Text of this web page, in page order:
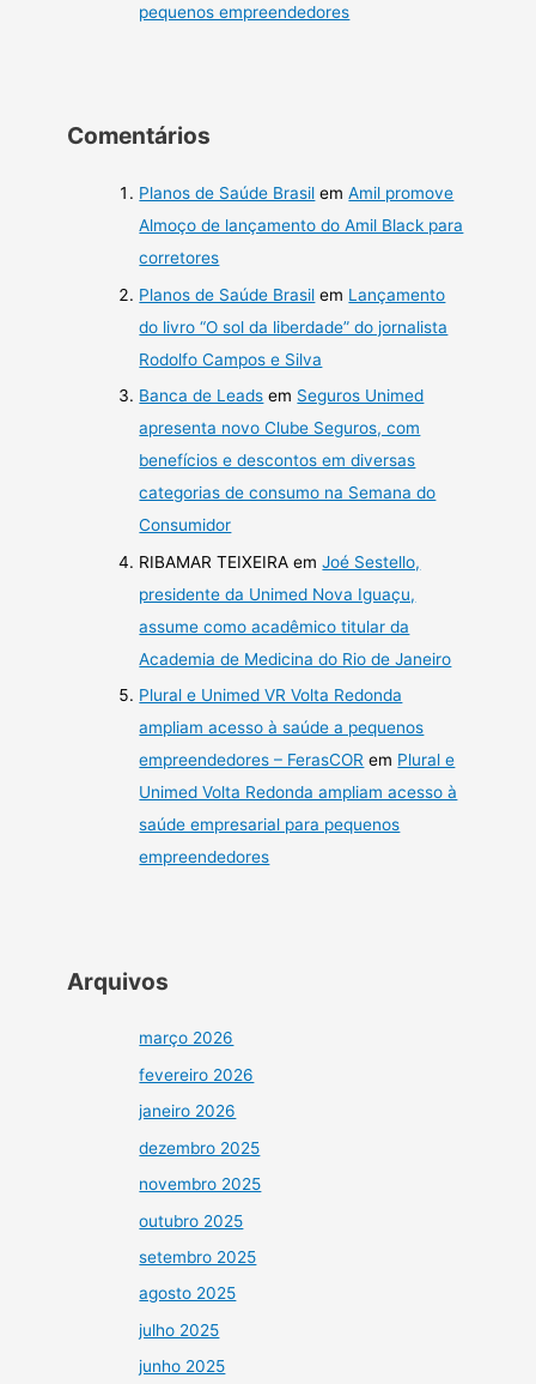
pequenos empreendedores
Comentários
Planos de Saúde Brasil emAmil promove
Almoço de lançamento do Amil Black para
corretores
Planos de Saúde Brasil em Lançamento
do livro “O sol da liberdade” do jornalista
Rodolfo Campos e Silva
Banca de Leads em Seguros Unimed
apresenta novo Clube Seguros, com
benefícios e descontos em diversas
categorias de consumo na Semana do
Consumidor
RIBAMAR TEIXEIRA emJoé Sestello,
presidente da Unimed Nova Iguaçu,
assume como acadêmico titular da
Academia de Medicina do Rio de Janeiro
Plural e Unimed VR Volta Redonda
ampliam acesso à saúde a pequenos
empreendedores – FerasCOR em Plural e
Unimed Volta Redonda ampliam acesso à
saúde empresarial para pequenos
empreendedores
Arquivos
março 2026
fevereiro 2026
janeiro 2026
dezembro 2025
novembro 2025
outubro 2025
setembro 2025
agosto 2025
julho 2025
junho 2025